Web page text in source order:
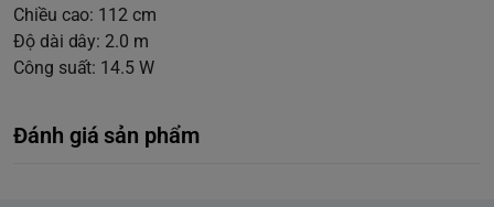
Chiều cao: 112 cm
Độ dài dây: 2.0 m
Công suất: 14.5 W
Đánh giá sản phẩm